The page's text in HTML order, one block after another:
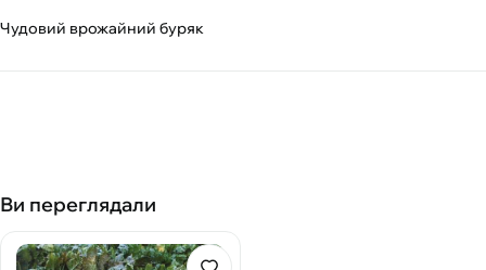
Чудовий врожайний буряк
Ви переглядали